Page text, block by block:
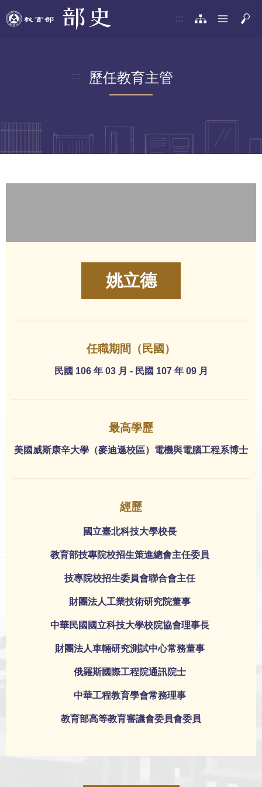
:::
::: 歷任教育主管
姚立德
任職期間（民國）
民國 106 年 03 月 - 民國 107 年 09 月
最高學歷
美國威斯康辛大學（麥迪遜校區）電機與電腦工程系博士
經歷
國立臺北科技大學校長
教育部技專院校招生策進總會主任委員
技專院校招生委員會聯合會主任
財團法人工業技術研究院董事
中華民國國立科技大學校院協會理事長
財團法人車輛研究測試中心常務董事
俄羅斯國際工程院通訊院士
中華工程教育學會常務理事
教育部高等教育審議會委員會委員